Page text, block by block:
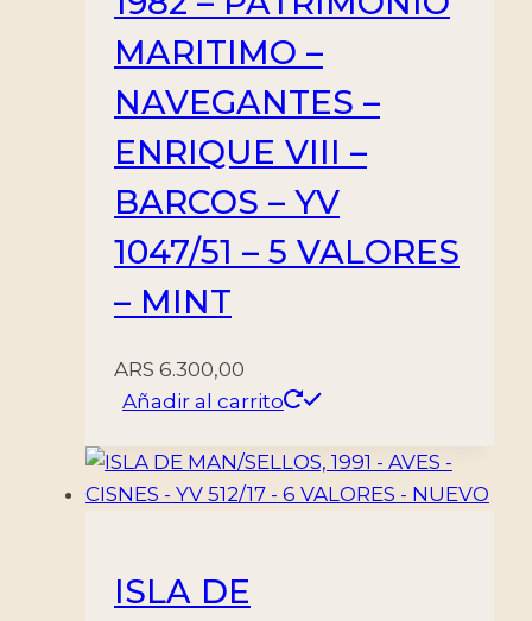
MARITIMO –
NAVEGANTES –
ENRIQUE VIII –
BARCOS – YV
1047/51 – 5 VALORES
– MINT
ARS 6.300,00
Añadir al carrito
ISLA DE